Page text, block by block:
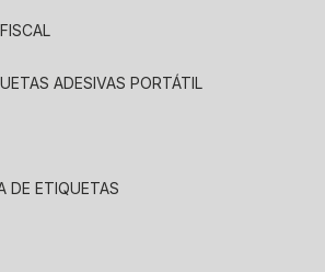
ADESIVAS PORTÁTIL
DE ETIQUETAS